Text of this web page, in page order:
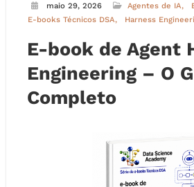
maio 29, 2026 Agentes de IA
E-books Técnicos DSA
Harness
E-book de Agent
Engineering – O
Completo